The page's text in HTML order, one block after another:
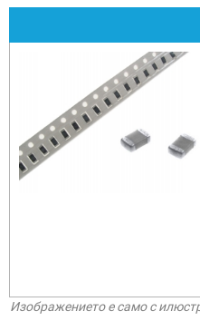
Изображението е само с